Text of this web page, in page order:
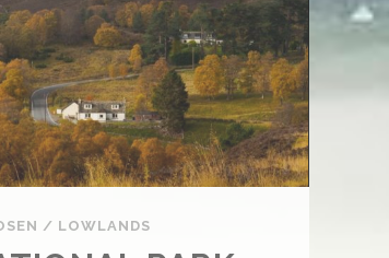
/ LOWLANDS